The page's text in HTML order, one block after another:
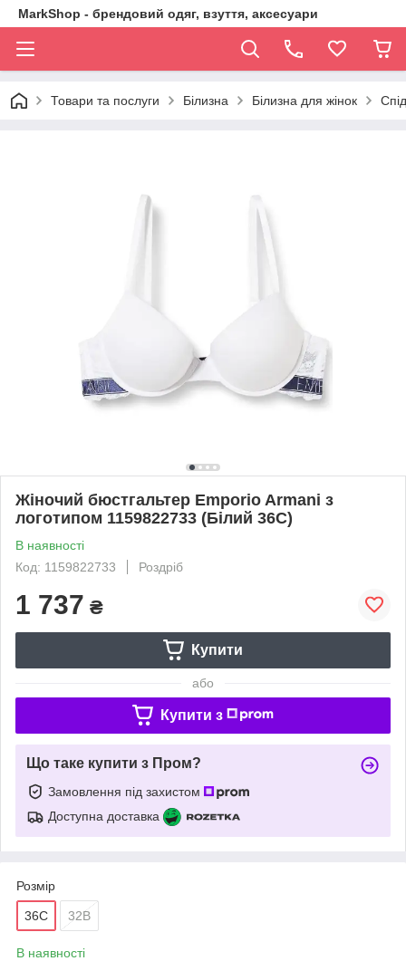
MarkShop - брендовий одяг, взуття, аксесуари
Товари та послуги Білизна Білизна для жінок
Жіночий бюстгальтер Emporio Armani з
логотипом 1159822733 (Білий 36C)
В наявності
Код: 1159822733
Роздріб
1 737 ₴
Купити
або
Купити з
Що таке купити з Пром?
Замовлення під захистом
Доступна доставка
Розмір
36C 32B
В наявності